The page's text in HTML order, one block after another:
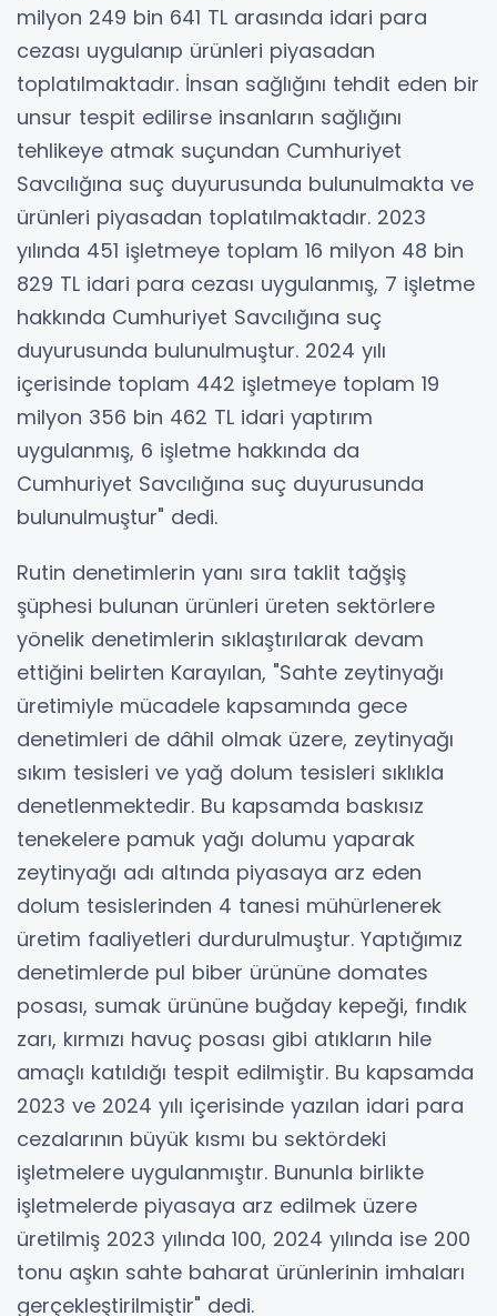
milyon 249 bin 641 TL arasında idari para
cezası uygulanıp ürünleri piyasadan
toplatılmaktadır. İnsan sağlığını tehdit eden bir
unsur tespit edilirse insanların sağlığını
tehlikeye atmak suçundan Cumhuriyet
Savcılığına suç duyurusunda bulunulmakta ve
ürünleri piyasadan toplatılmaktadır. 2023
yılında 451 işletmeye toplam 16 milyon 48 bin
829 TL idari para cezası uygulanmış, 7 işletme
hakkında Cumhuriyet Savcılığına suç
duyurusunda bulunulmuştur. 2024 yılı
içerisinde toplam 442 işletmeye toplam 19
milyon 356 bin 462 TL idari yaptırım
uygulanmış, 6 işletme hakkında da
Cumhuriyet Savcılığına suç duyurusunda
bulunulmuştur" dedi.
Rutin denetimlerin yanı sıra taklit tağşiş
şüphesi bulunan ürünleri üreten sektörlere
yönelik denetimlerin sıklaştırılarak devam
ettiğini belirten Karayılan, "Sahte zeytinyağı
üretimiyle mücadele kapsamında gece
denetimleri de dâhil olmak üzere, zeytinyağı
sıkım tesisleri ve yağ dolum tesisleri sıklıkla
denetlenmektedir. Bu kapsamda baskısız
tenekelere pamuk yağı dolumu yaparak
zeytinyağı adı altında piyasaya arz eden
dolum tesislerinden 4 tanesi mühürlenerek
üretim faaliyetleri durdurulmuştur. Yaptığımız
denetimlerde pul biber ürününe domates
posası, sumak ürününe buğday kepeği, fındık
zarı, kırmızı havuç posası gibi atıkların hile
amaçlı katıldığı tespit edilmiştir. Bu kapsamda
2023 ve 2024 yılı içerisinde yazılan idari para
cezalarının büyük kısmı bu sektördeki
işletmelere uygulanmıştır. Bununla birlikte
işletmelerde piyasaya arz edilmek üzere
üretilmiş 2023 yılında 100, 2024 yılında ise 200
tonu aşkın sahte baharat ürünlerinin imhaları
gerçekleştirilmiştir" dedi.